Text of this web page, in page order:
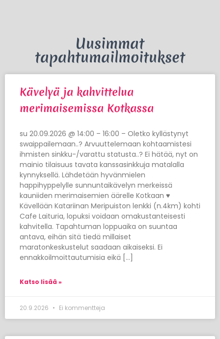
Uusimmat
tapahtumailmoitukset
Kävelyä ja kahvittelua
merimaisemissa Kotkassa
su 20.09.2026 @ 14:00 – 16:00 – Oletko kyllästynyt
swaippailemaan..? Arvuuttelemaan kohtaamistesi
ihmisten sinkku-/varattu statusta..? Ei hätää, nyt on
mainio tilaisuus tavata kanssasinkkuja matalalla
kynnyksellä. Lähdetään hyvänmielen
happihyppelylle sunnuntaikävelyn merkeissä
kauniiden merimaisemien äärelle Kotkaan ♥
Kävellään Katariinan Meripuiston lenkki (n.4km) kohti
Cafe Laituria, lopuksi voidaan omakustanteisesti
kahvitella. Tapahtuman loppuaika on suuntaa
antava, eihän sitä tiedä millaiset
maratonkeskustelut saadaan aikaiseksi. Ei
ennakkoilmoittautumisia eikä […]
Katso lisää »
20.9.2026 Ei kommentteja